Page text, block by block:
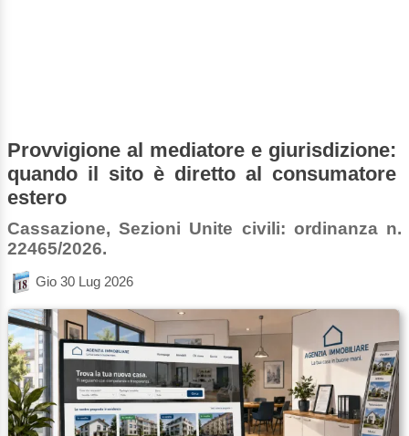
Provvigione al mediatore e giurisdizione:
quando il sito è diretto al consumatore
estero
Cassazione, Sezioni Unite civili: ordinanza n.
22465/2026.
Gio 30 Lug 2026